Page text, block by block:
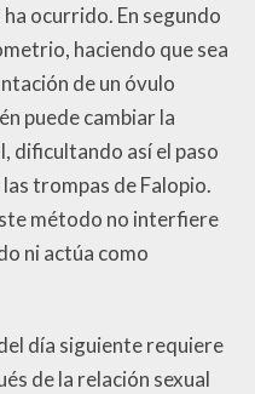
ocurrido. En segundo
haciendo que sea
de un óvulo
puede cambiar la
dificultando así el paso
trompas de Falopio.
método no interfiere
ni actúa como
día siguiente requiere
de la relación sexual